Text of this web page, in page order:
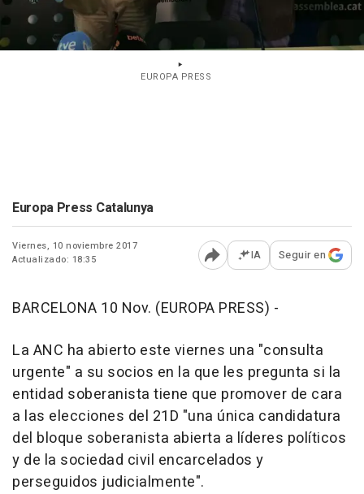
EUROPA PRESS
Europa Press Catalunya
Viernes, 10 noviembre 2017
Actualizado: 18:35
Abrir opciones para
IA Seguir en
BARCELONA 10 Nov. (EUROPA PRESS) -
La ANC ha abierto este viernes una "consulta
urgente" a su socios en la que les pregunta si la
entidad soberanista tiene que promover de cara
a las elecciones del 21D "una única candidatura
del bloque soberanista abierta a líderes políticos
y de la sociedad civil encarcelados y
perseguidos judicialmente".